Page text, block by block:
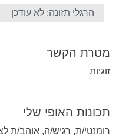
הרגלי תזונה: לא עודכן
מטרת הקשר
זוגיות
תכונות האופי שלי
רומנטי/ת, רגיש/ה, אוהב/ת